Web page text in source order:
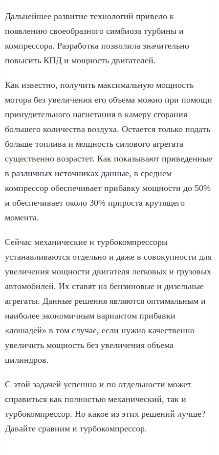
Дальнейшее развитие технологий привело к
появлению своеобразного симбиоза турбины и
компрессора. Разработка позволила значительно
повысить КПД и мощность двигателей.
Как известно, получить максимальную мощность
мотора без увеличения его объема можно при помощи
принудительного нагнетания в камеру сгорания
большего количества воздуха. Остается только подать
больше топлива и мощность силового агрегата
существенно возрастет. Как показывают приведенные
в различных источниках данные, в среднем
компрессор обеспечивает прибавку мощности до 50%
и обеспечивает около 30% прироста крутящего
момента.
Сейчас механические и турбокомпрессоры
устанавливаются отдельно и даже в совокупности для
увеличения мощности двигателя легковых и грузовых
автомобилей. Их ставят на бензиновые и дизельные
агрегаты. Данные решения являются оптимальным и
наиболее экономичным вариантом прибавки
«лошадей» в том случае, если нужно качественно
увеличить мощность без увеличения объема
цилиндров.
С этой задачей успешно и по отдельности может
справиться как полностью механический, так и
турбокомпрессор. Но какое из этих решений лучше?
Давайте сравним и турбокомпрессор.